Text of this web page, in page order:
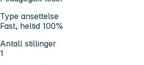
Type ansettelse
Fast, heltid 100%
Antall stillinger
1